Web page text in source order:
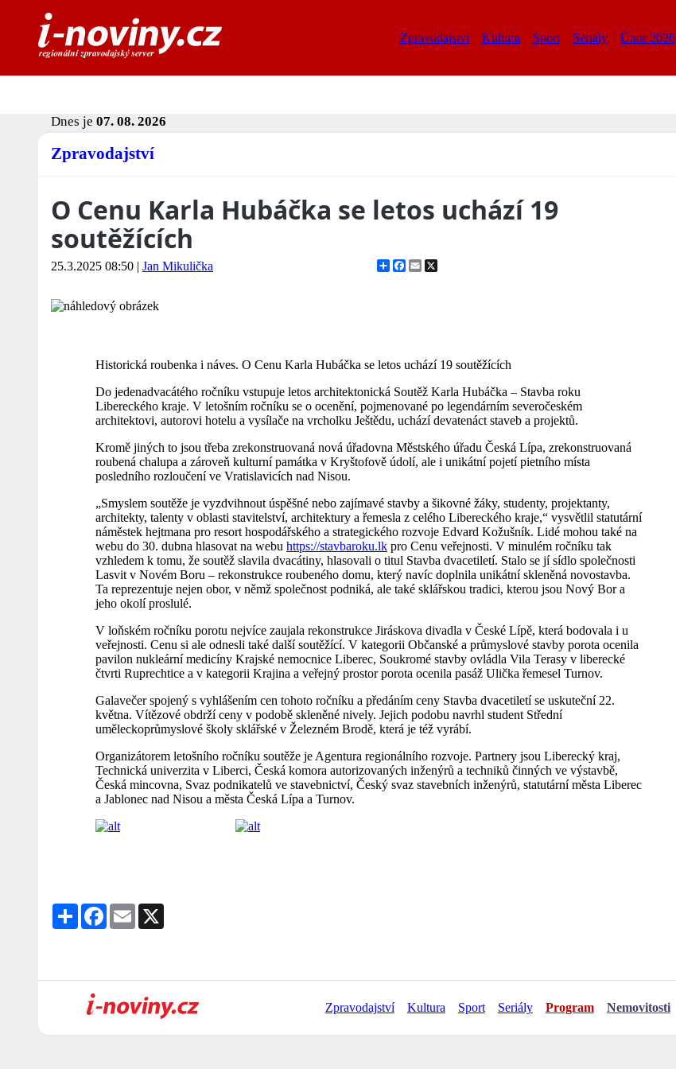
Zpravodajství Kultura Sport Seriály Únor 2026
Dnes je 07. 08. 2026
Zpravodajství
O Cenu Karla Hubáčka se letos uchází 19
soutěžících
25.3.2025 08:50 | Jan Mikulička ShareFacebook
Email
Historická roubenka i náves. O Cenu Karla Hubáčka se letos uchází 19 soutěžících
Do jedenadvacátého ročníku vstupuje letos architektonická Soutěž Karla Hubáčka – Stavba roku
Libereckého kraje. V letošním ročníku se o ocenění, pojmenované po legendárním severočeském
architektovi, autorovi hotelu a vysílače na vrcholku Ještědu, uchází devatenáct staveb a projektů.
Kromě jiných to jsou třeba zrekonstruovaná nová úřadovna Městského úřadu Česká Lípa, zrekonstruovaná
roubená chalupa a zároveň kulturní památka v Kryštofově údolí, ale i unikátní pojetí pietního místa
posledního rozloučení ve Vratislavicích nad Nisou.
„Smyslem soutěže je vyzdvihnout úspěšné nebo zajímavé stavby a šikovné žáky, studenty, projektanty,
architekty, talenty v oblasti stavitelství, architektury a řemesla z celého Libereckého kraje,“ vysvětlil statutární
náměstek hejtmana pro resort hospodářského a strategického rozvoje Edvard Kožušník. Lidé mohou také na
webu do 30. dubna hlasovat na webu https://stavbaroku.lk pro Cenu veřejnosti. V minulém ročníku tak
vzhledem k tomu, že soutěž slavila dvacátiny, hlasovali o titul Stavba dvacetiletí. Stalo se jí sídlo společnosti
Lasvit v Novém Boru – rekonstrukce roubeného domu, který navíc doplnila unikátní skleněná novostavba.
Ta reprezentuje nejen obor, v němž společnost podniká, ale také sklářskou tradici, kterou jsou Nový Bor a
jeho okolí proslulé.
V loňském ročníku porotu nejvíce zaujala rekonstrukce Jiráskova divadla v České Lípě, která bodovala i u
veřejnosti. Cenu si ale odnesli také další soutěžící. V kategorii Občanské a průmyslové stavby porota ocenila
pavilon nukleární medicíny Krajské nemocnice Liberec, Soukromé stavby ovládla Vila Terasy v liberecké
čtvrti Ruprechtice a v kategorii Krajina a veřejný prostor porota ocenila pasáž Ulička řemesel Turnov.
Galavečer spojený s vyhlášením cen tohoto ročníku a předáním ceny Stavba dvacetiletí se uskuteční 22.
května. Vítězové obdrží ceny v podobě skleněné nively. Jejich podobu navrhl student Střední
uměleckoprůmyslové školy sklářské v Železném Brodě, která je též vyrábí.
Organizátorem letošního ročníku soutěže je Agentura regionálního rozvoje. Partnery jsou Liberecký kraj,
Technická univerzita v Liberci, Česká komora autorizovaných inženýrů a techniků činných ve výstavbě,
Česká mincovna, Svaz podnikatelů ve stavebnictví, Český svaz stavebních inženýrů, statutární města Liberec
a Jablonec nad Nisou a města Česká Lípa a Turnov.
Share Facebook
Email
Zpravodajství Kultura Sport Seriály Program Nemovitosti